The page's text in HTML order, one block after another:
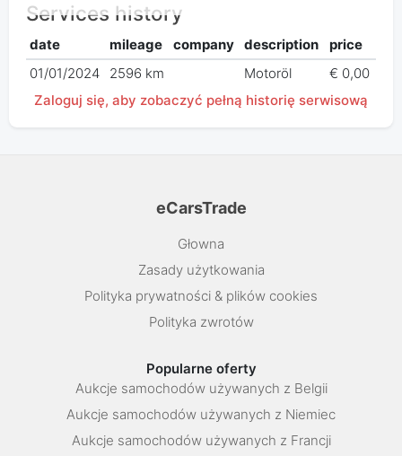
Services history
date mileage company description
price
01/01/2024
2596 km Motoröl
€ 0,00
Zaloguj się, aby zobaczyć pełną historię serwisową
eCarsTrade
Głowna
Zasady użytkowania
Polityka prywatności & plików cookies
Polityka zwrotów
Popularne oferty
Aukcje samochodów używanych z Belgii
Aukcje samochodów używanych z Niemiec
Aukcje samochodów używanych z Francji